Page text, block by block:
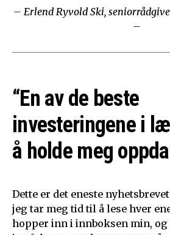
– Erlend Ryvold Ski,
–
“En av de beste
investeringene i
å holde meg
Dette er det eneste
jeg tar meg tid til å lese hver
hopper inn i innboksen min, og